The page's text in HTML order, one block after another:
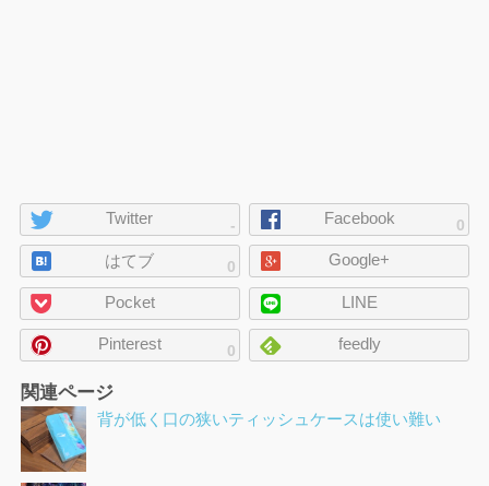
ペ
ー
ジ
の
シ
ェ
-
Twitter 0
Facebook
0
はてブ Google+
Pocket LINE
0
Pinterest feedly
関連ページ
背が低く口の狭いティッシュケースは使い難い